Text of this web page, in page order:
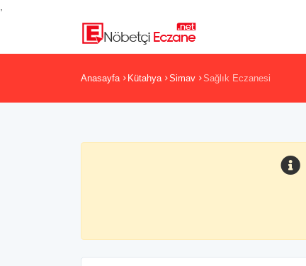
Anasayfa Kütahya Simav Sağlık Eczanesi